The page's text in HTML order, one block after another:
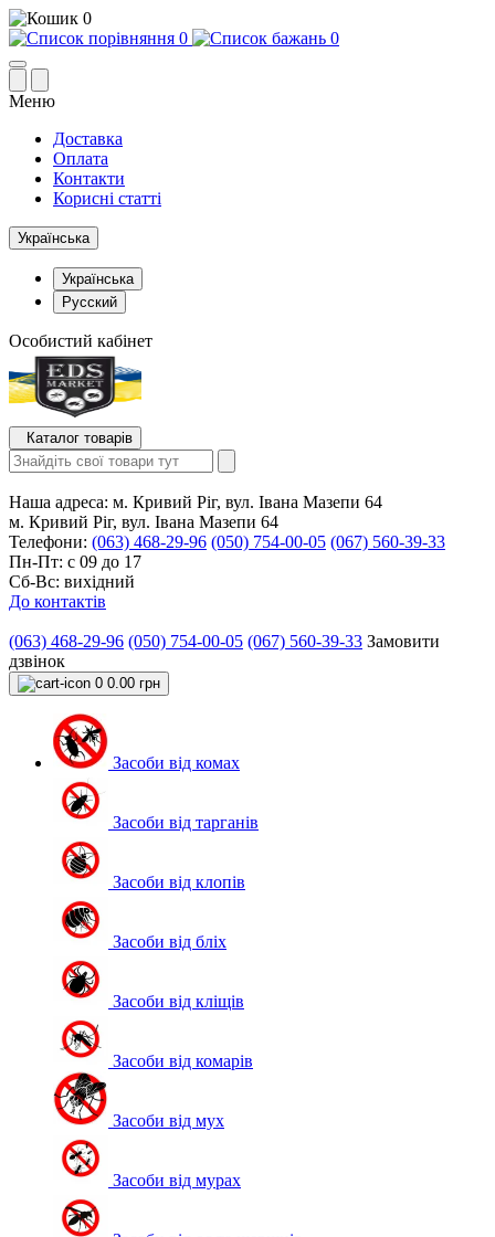
0
0
0
Меню
Доставка
Оплата
Контакти
Корисні статті
Українська
Українська
Русский
Особистий кабінет
Каталог товарів
Наша адреса: м. Кривий Ріг, вул. Івана Мазепи 64
м. Кривий Ріг, вул. Івана Мазепи 64
Телефони: (063) 468-29-96 (050) 754-00-05 (067) 560-39-33
Пн-Пт: с 09 до 17
Сб-Вс: вихідний
До контактів
(063) 468-29-96 (050) 754-00-05 (067) 560-39-33 Замовити
дзвінок
0 0.00 грн
Засоби від комах
Засоби від тарганів
Засоби від клопів
Засоби від бліх
Засоби від кліщів
Засоби від комарів
Засоби від мух
Засоби від мурах